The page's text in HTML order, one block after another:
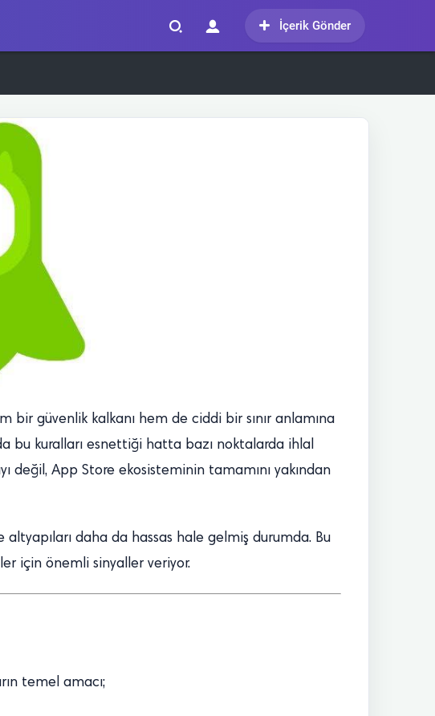
İçerik Gönder
bir güvenlik kalkanı hem de ciddi bir sınır anlamına
bu kuralları esnettiği hatta bazı noktalarda ihlal
değil, App Store ekosisteminin tamamını yakından
daha da hassas hale gelmiş durumda. Bu
için önemli sinyaller veriyor.
temel amacı;